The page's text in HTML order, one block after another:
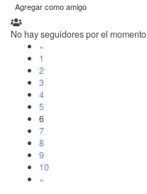
Agregar como amigo
No hay seguidores por el momento
«
1
2
3
4
5
6
7
8
9
10
»